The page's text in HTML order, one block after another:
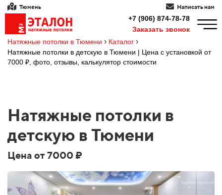
Тюмень Написать нам
+7 (906) 874-78-78
Заказать звонок
Натяжные потолки в Тюмени › Каталог ›
Натяжные потолки в детскую в Тюмени | Цена с установкой от
7000 ₽, фото, отзывы, калькулятор стоимости
Натяжные потолки в
детскую в Тюмени
Цена от 7000 ₽